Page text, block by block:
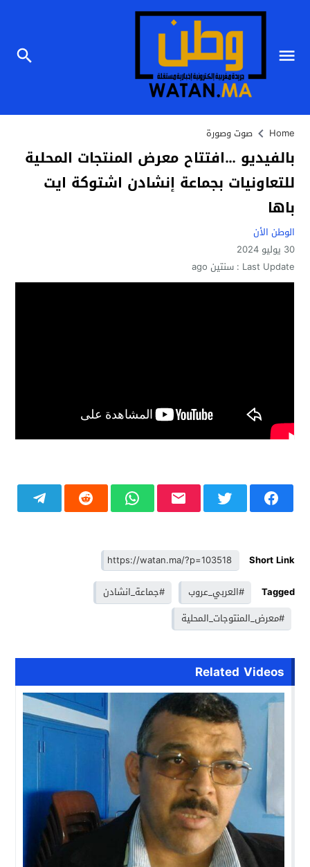
Home صوت وصورة
بالفيديو …افتتاح معرض المنتجات المحلية
للتعاونيات بجماعة إنشادن اشتوكة ايت
باها
الوطن الأن
30 يوليو 2024
Last Update : سنتين ago
Short Link
Tagged
#العربي_عروب
#جماعة_انشادن
#معرض_المنتوجات_المحلية
Related Videos